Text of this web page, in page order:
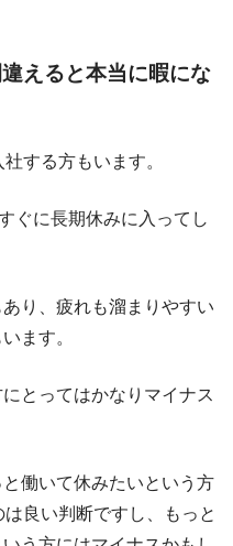
えると本当に暇にな
する方もいます。
ぐに長期休みに入ってし
り、疲れも溜まりやすい
ます。
とってはかなりマイナス
働いて休みたいという方
良い判断ですし、もっと